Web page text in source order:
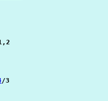
/3